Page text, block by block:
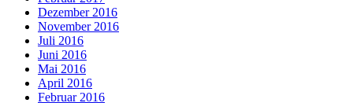
Dezember 2016
November 2016
Juli 2016
Juni 2016
Mai 2016
April 2016
Februar 2016